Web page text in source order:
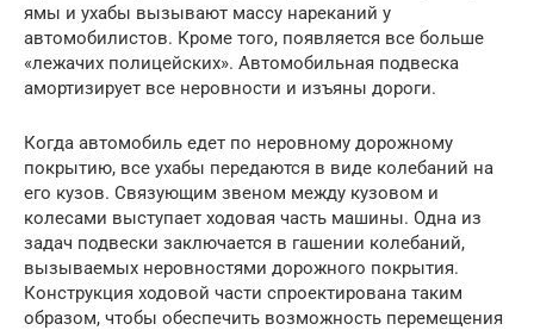
ямы и ухабы вызывают массу нареканий у
автомобилистов. Кроме того, появляется все больше
«лежачих полицейских». Автомобильная подвеска
амортизирует все неровности и изъяны дороги.
Когда автомобиль едет по неровному дорожному
покрытию, все ухабы передаются в виде колебаний на
его кузов. Связующим звеном между кузовом и
колесами выступает ходовая часть машины. Одна из
задач подвески заключается в гашении колебаний,
вызываемых неровностями дорожного покрытия.
Конструкция ходовой части спроектирована таким
образом, чтобы обеспечить возможность перемещения